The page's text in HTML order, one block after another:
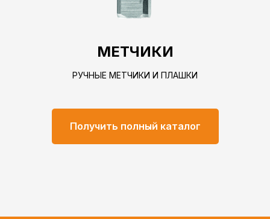
МЕТЧИКИ
РУЧНЫЕ МЕТЧИКИ И ПЛАШКИ
Получить полный каталог